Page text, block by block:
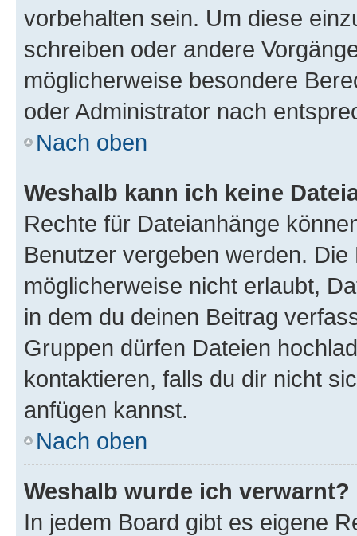
vorbehalten sein. Um diese
schreiben oder andere
möglicherweise besondere
oder Administrator nach
Nach oben
Weshalb kann ich keine
Rechte für Dateianhänge
Benutzer vergeben werden.
möglicherweise nicht erlaubt,
in dem du deinen Beitrag
Gruppen dürfen Dateien
kontaktieren, falls du dir nicht
anfügen kannst.
Nach oben
Weshalb wurde ich verwarnt?
In jedem Board gibt es eigene